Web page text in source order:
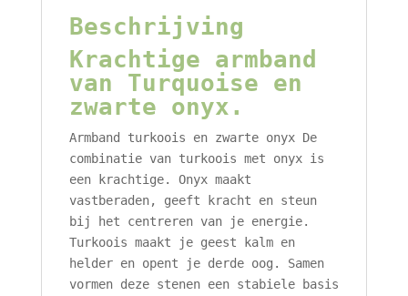
Beschrijving
Krachtige armband
van Turquoise en
zwarte onyx.
Armband turkoois en zwarte onyx De
combinatie van turkoois met onyx is
een krachtige. Onyx maakt
vastberaden, geeft kracht en steun
bij het centreren van je energie.
Turkoois maakt je geest kalm en
helder en opent je derde oog. Samen
vormen deze stenen een stabiele basis